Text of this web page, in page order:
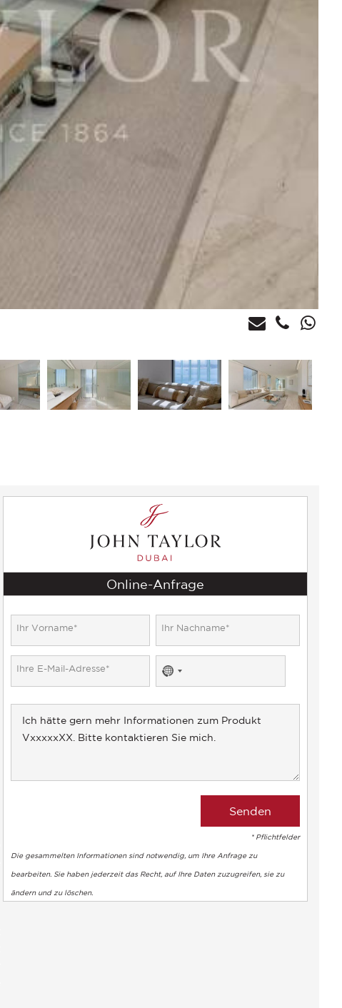
Online-Anfrage
No
country
selected
* Pflichtfelder
Die gesammelten Informationen sind notwendig, um Ihre Anfrage zu
bearbeiten. Sie haben jederzeit das Recht, auf Ihre Daten zuzugreifen, sie zu
ändern und zu löschen.